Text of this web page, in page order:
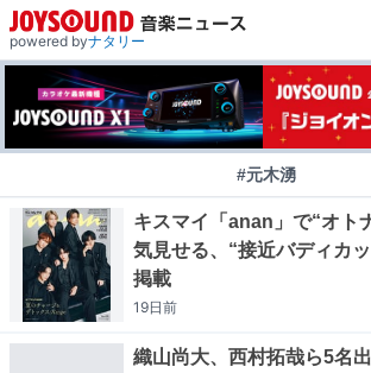
powered byナタリー
#元木湧
キスマイ「anan」で“オト
気見せる、“接近バディカ
掲載
19日前
織山尚大、西村拓哉ら5名